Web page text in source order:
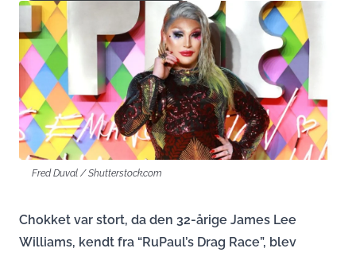
Fred Duval / Shutterstock.com
Chokket var stort, da den 32-årige James Lee
Williams, kendt fra “RuPaul’s Drag Race”, blev